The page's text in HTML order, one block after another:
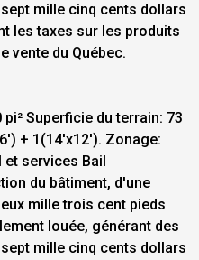
mille cinq cents dollars
les taxes sur les produits
vente du Québec.
Superficie du terrain: 73
+ 1(14'x12'). Zonage:
et services Bail
du bâtiment, d'une
mille trois cent pieds
louée, générant des
mille cinq cents dollars